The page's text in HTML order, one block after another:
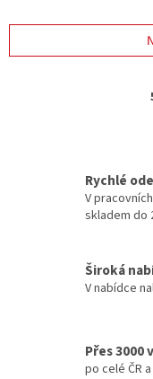
Rychlé
V
skladem do
Široká
V nabídce
Přes 3000
po celé ČR a